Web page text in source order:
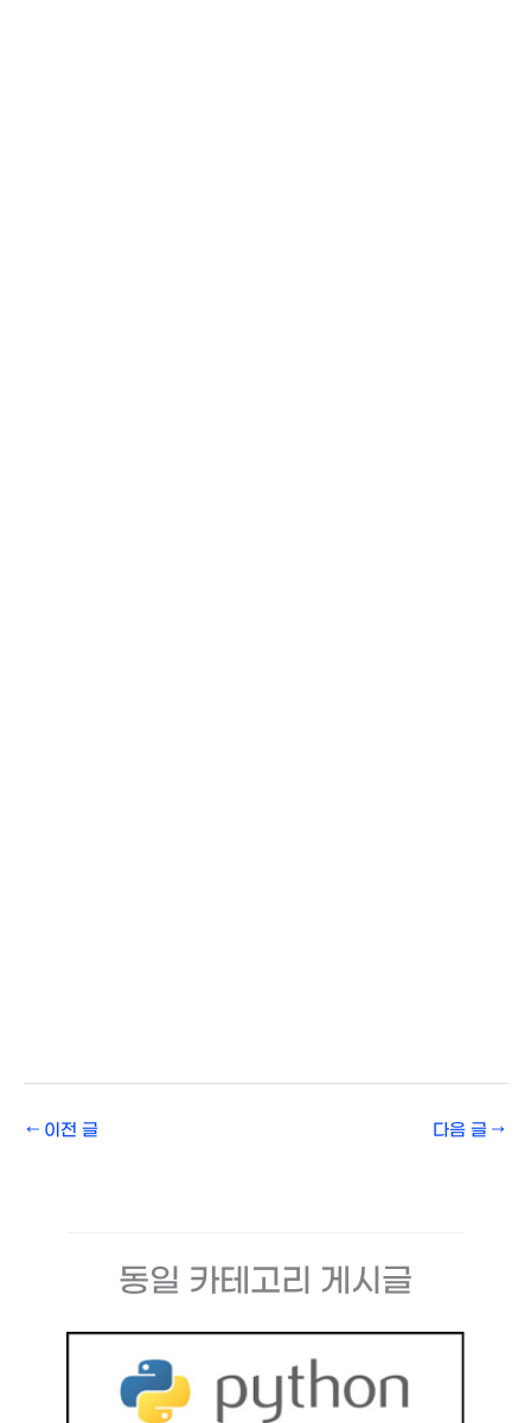
← 이전 글 다음 글 →
동일 카테고리 게시글